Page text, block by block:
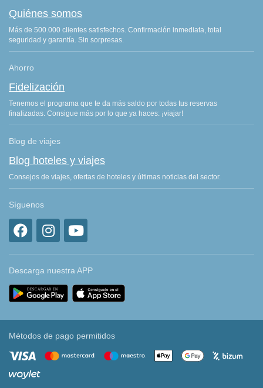
Quiénes somos
Más de 500.000 clientes satisfechos. Confirmación inmediata, total
seguridad y garantía. Sin sorpresas.
Ahorro
Fidelización
Tenemos el programa que te da más saldo por todas tus reservas
finalizadas. Consigue más por lo que ya haces: ¡viajar!
Blog de viajes
Blog hoteles y viajes
Consejos de viajes, ofertas de hoteles y últimas noticias del sector.
Síguenos
Descarga nuestra APP
Métodos de pago permitidos